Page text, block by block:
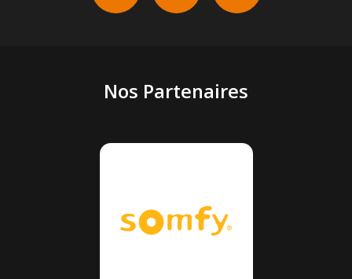
Nos Partenaires